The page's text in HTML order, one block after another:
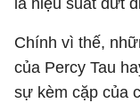
là hiệu suất dứt
Chính vì thế,
của Percy Tau
sự kèm cặp của